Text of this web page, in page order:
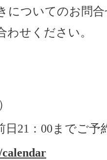
についてのお問
わせください。
日 21 ： 00 までご予